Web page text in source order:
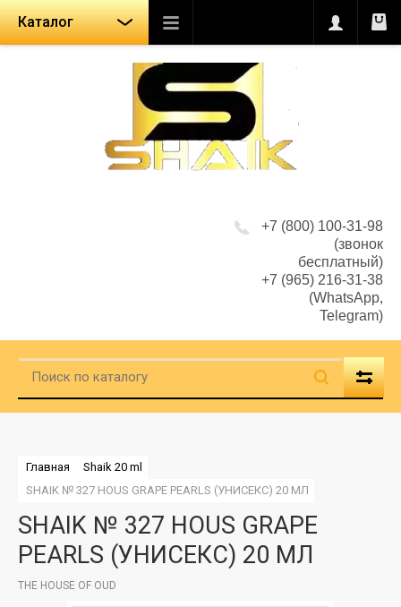
Каталог
+7 (800) 100-31-98
(звонок
бесплатный)
+7 (965) 216-31-38
(WhatsApp,
Telegram)
Главная
Shaik 20 ml
SHAIK № 327 HOUS GRAPE PEARLS (УНИСЕКС) 20 МЛ
SHAIK № 327 HOUS GRAPE
PEARLS (УНИСЕКС) 20 МЛ
THE HOUSE OF OUD